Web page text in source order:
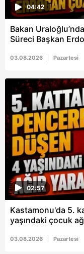
04:42
Bakan
Süreci Başkan
03.08.2026 Pazartesi
02:57
Kastamonu'da 5.
yaşındaki çocuk
03.08.2026 Pazartesi